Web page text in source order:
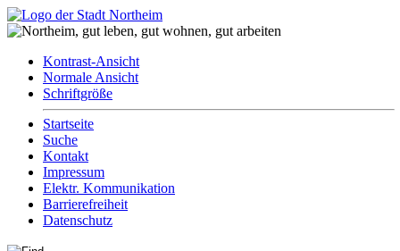
Kontrast-Ansicht
Normale Ansicht
Schriftgröße
Startseite
Suche
Kontakt
Impressum
Elektr. Kommunikation
Barrierefreiheit
Datenschutz